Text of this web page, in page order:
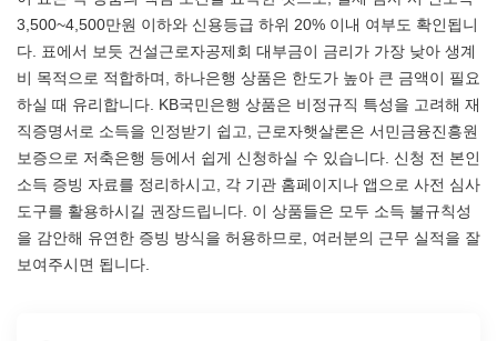
3,500~4,500만원 이하와 신용등급 하위 20% 이내 여부도 확인됩니
다. 표에서 보듯 건설근로자공제회 대부금이 금리가 가장 낮아 생계
비 목적으로 적합하며, 하나은행 상품은 한도가 높아 큰 금액이 필요
하실 때 유리합니다. KB국민은행 상품은 비정규직 특성을 고려해 재
직증명서로 소득을 인정받기 쉽고, 근로자햇살론은 서민금융진흥원
보증으로 저축은행 등에서 쉽게 신청하실 수 있습니다. 신청 전 본인
소득 증빙 자료를 정리하시고, 각 기관 홈페이지나 앱으로 사전 심사
도구를 활용하시길 권장드립니다. 이 상품들은 모두 소득 불규칙성
을 감안해 유연한 증빙 방식을 허용하므로, 여러분의 근무 실적을 잘
보여주시면 됩니다.